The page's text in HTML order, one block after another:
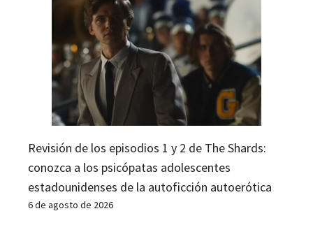
Revisión de los episodios 1 y 2 de The Shards:
conozca a los psicópatas adolescentes
estadounidenses de la autoficción autoerótica
6 de agosto de 2026